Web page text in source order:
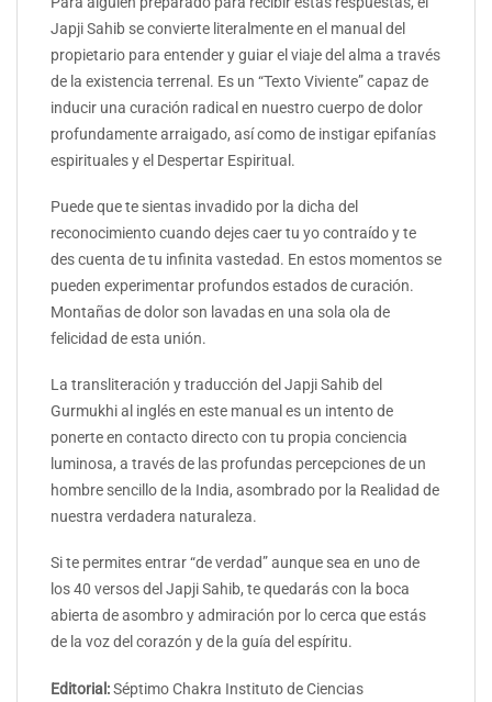
Japji Sahib se convierte literalmente en el manual del
propietario para entender y guiar el viaje del alma a través
de la existencia terrenal. Es un “Texto Viviente” capaz de
inducir una curación radical en nuestro cuerpo de dolor
profundamente arraigado, así como de instigar epifanías
espirituales y el Despertar Espiritual.
Puede que te sientas invadido por la dicha del
reconocimiento cuando dejes caer tu yo contraído y te
des cuenta de tu infinita vastedad. En estos momentos se
pueden experimentar profundos estados de curación.
Montañas de dolor son lavadas en una sola ola de
felicidad de esta unión.
La transliteración y traducción del Japji Sahib del
Gurmukhi al inglés en este manual es un intento de
ponerte en contacto directo con tu propia conciencia
luminosa, a través de las profundas percepciones de un
hombre sencillo de la India, asombrado por la Realidad de
nuestra verdadera naturaleza.
Si te permites entrar “de verdad” aunque sea en uno de
los 40 versos del Japji Sahib, te quedarás con la boca
abierta de asombro y admiración por lo cerca que estás
de la voz del corazón y de la guía del espíritu.
Editorial:Séptimo Chakra Instituto de Ciencias